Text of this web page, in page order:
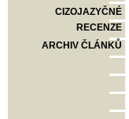
CIZOJAZYČNÉ
RECENZE
ARCHIV ČLÁNKŮ